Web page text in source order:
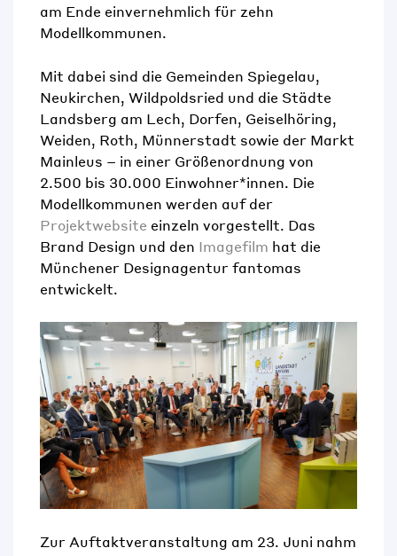
am Ende einvernehmlich für zehn
Modellkommunen.
Mit dabei sind die Gemeinden Spiegelau,
Neukirchen, Wildpoldsried und die Städte
Landsberg am Lech, Dorfen, Geiselhöring,
Weiden, Roth, Münnerstadt sowie der Markt
Mainleus – in einer Größenordnung von
2.500 bis 30.000 Einwohner*innen. Die
Modellkommunen werden auf der
Projektwebsite einzeln vorgestellt. Das
Brand Design und den Imagefilm hat die
Münchener Designagentur fantomas
entwickelt.
Zur Auftaktveranstaltung am 23. Juni nahm